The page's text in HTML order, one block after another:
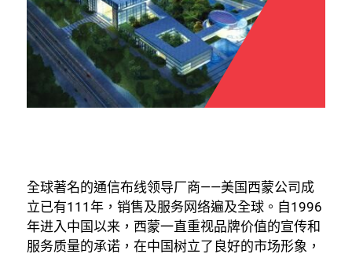
全球著名的通信布线领导厂商——美国西蒙公司成
立已有111年，销售及服务网络遍及全球。自1996
年进入中国以来，西蒙一直重视品牌价值的宣传和
服务质量的承诺，在中国树立了良好的市场形象，